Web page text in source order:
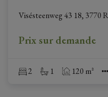
Visésteenweg 43 18, 3770
Prix sur demande
2 1 120 m²